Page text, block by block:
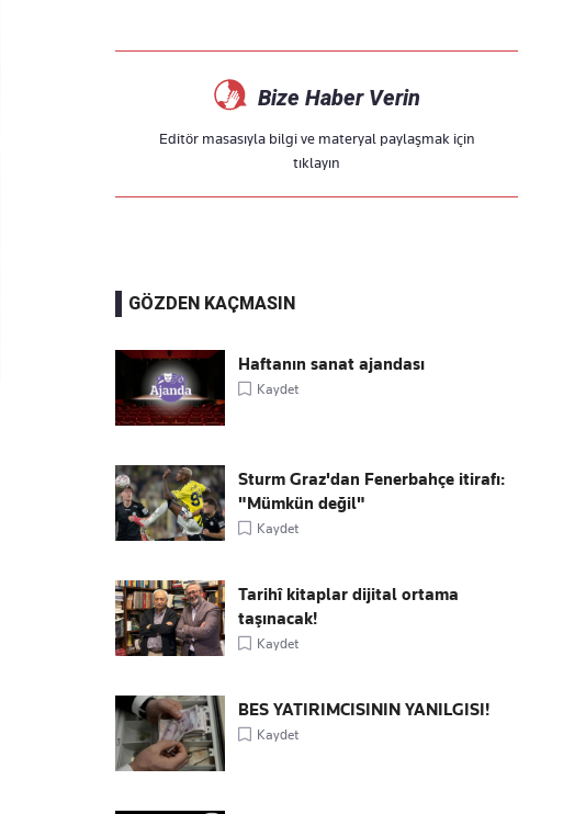
Bize Haber Verin
Editör masasıyla bilgi ve materyal paylaşmak için
tıklayın
GÖZDEN KAÇMASIN
Haftanın sanat ajandası
Kaydet
Sturm Graz'dan Fenerbahçe itirafı:
"Mümkün değil"
Kaydet
Tarihî kitaplar dijital ortama
taşınacak!
Kaydet
BES YATIRIMCISININ YANILGISI!
Kaydet